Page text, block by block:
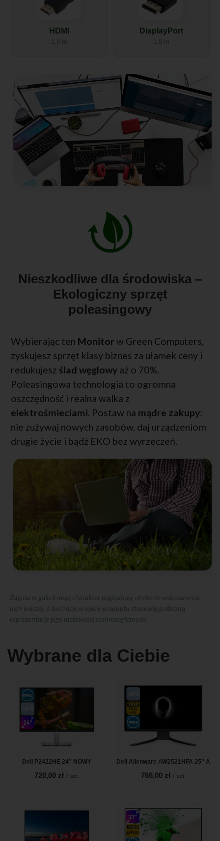
HDMI
1,8 m
DisplayPort
1,8 m
Nieszkodliwe dla środowiska –
Ekologiczny sprzęt
poleasingowy
Wybierając ten Monitor w Green Computers,
zyskujesz sprzęt klasy biznes za ułamek ceny i
redukujesz ślad węglowy aż o 70%.
Poleasingowa technologia to ogromna
oszczędność i realna walka z
elektrośmieciami. Postaw na mądre zakupy:
nie zużywaj nowych zasobów, daj urządzeniom
drugie życie i bądź EKO bez wyrzeczeń.
Zdjęcia w galerii mają charakter poglądowy, chyba że wskazano na
nich inaczej, a ilustracje w opisie produktu stanowią graficzną
reprezentację jego możliwości technologicznych.
Wybrane dla Ciebie
Dell P2422HE 24'' NOWY
720,00 zł / szt.
Dell Alienware AW2521HFA 25'' A
768,00 zł / szt.